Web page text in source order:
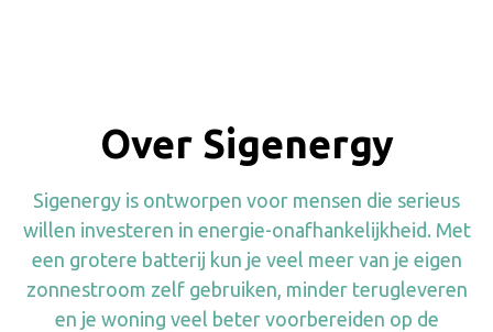
Over Sigenergy
Sigenergy is ontworpen voor mensen die serieus
willen investeren in energie-onafhankelijkheid. Met
een grotere batterij kun je veel meer van je eigen
zonnestroom zelf gebruiken, minder terugleveren
en je woning veel beter voorbereiden op de